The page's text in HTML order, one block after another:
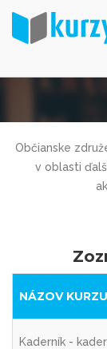
Občianske
v oblasti
NÁZOV KURZU
Kaderník -